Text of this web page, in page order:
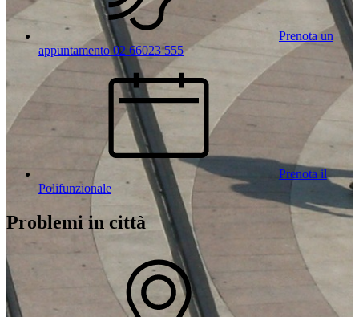
Prenota un
appuntamento 02 66023 555
Prenota il
Polifunzionale
Problemi in città